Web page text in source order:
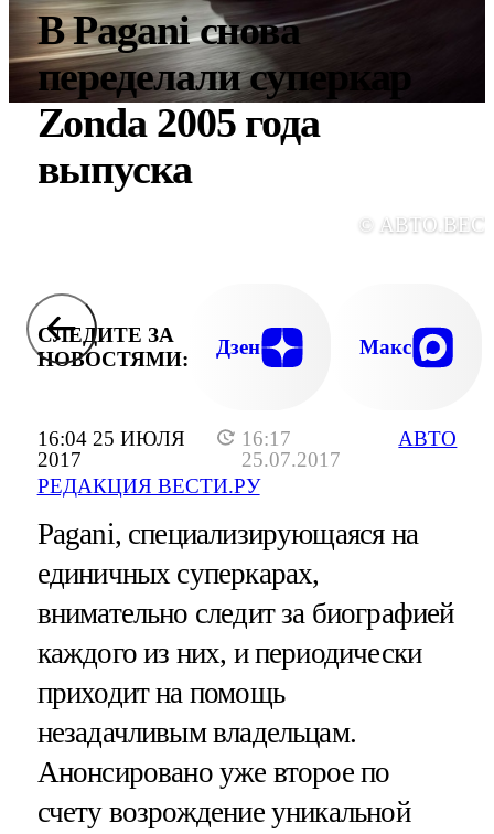
16:04 25 ИЮЛЯ
2017
16:17
25.07.2017
РЕДАКЦИЯ ВЕСТИ.РУ
АВТО
В Pagani снова
переделали суперкар
Zonda 2005 года
выпуска
©
СЛЕДИТЕ ЗА
НОВОСТЯМИ:
Дзен Макс
Pagani, специализирующаяся на
единичных суперкарах,
внимательно следит за биографией
каждого из них, и периодически
приходит на помощь
незадачливым владельцам.
Анонсировано уже второе по
счету возрождение уникальной